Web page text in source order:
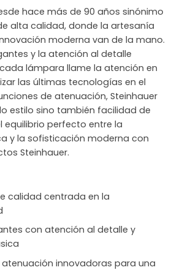
hace más de 90 años sinónimo
alta calidad, donde la artesanía
moderna van de la mano.
y la atención al detalle
lámpara llame la atención en
las últimas tecnologías en el
de atenuación, Steinhauer
estilo sino también facilidad de
equilibrio perfecto entre la
y la sofisticación moderna con
Steinhauer.
calidad centrada en la
con atención al detalle y
atenuación innovadoras para una